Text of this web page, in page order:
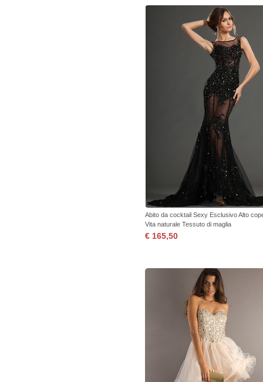
Abito da cocktail Sexy Esclusivo Alto
Vita naturale Tessuto di maglia
€ 165,50